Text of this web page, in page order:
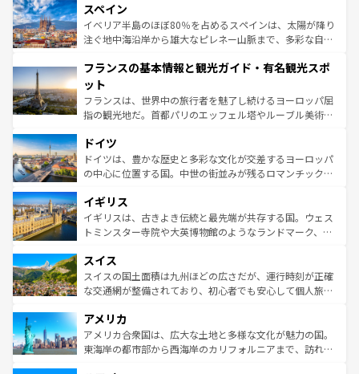
ろん、トスカーナの美しい田園風景やアマルフィ海岸の絶
景など、自然景観も見逃せない。観光の合間には、本場の
ピザやパスタなど、絶品のイタリア料理を堪能することも
ませてくれるイタリアで、忘れられない旅をしてみよう！
なお、新着のイタリア情報は
しい。
スペイン
イベリア半島のほぼ80％を占めるスペインは、太陽が降り
注ぐ地中海沿岸から雄大なピレネー山脈まで、多彩な自然
文化が根付くこの国では、情熱的なフラメンコ、熱気あふ
れる闘牛、そして美味しいタパスが生活の一部となってい
る。首都マドリードの洗練された雰囲気や、バルセロナの
アートに溢れた街角から、地方では古代ローマ遺跡や中世
せる。地方によって風土や気候が異なるスペインはその個
性で訪れる人を魅了する。 なお、新着のスペイン情報は コ
ンテンツ一覧を参照してほしい。
フランスの基本情報と観光ガイド・有名観光スポ
ット
フランスは、世界中の旅行者を魅了し続けるヨーロッパ屈
指の観光地だ。首都パリのエッフェル塔やルーブル美術館
で、幅広い魅力が詰まっている。華麗な宮殿、歴史的な大
聖堂、美しいビーチ、そして豊かな自然が、訪れる者を心
から魅了する。また、フランスは美食の国としても知ら
いる。シャンパンの発祥地であるランス、プロヴァンスの
香り高いラベンダー畑など、多彩な楽しみ方が可能だ。さ
らに、パリ以外の地域にも魅力が溢れており、どの街角に
れる地方に足を運ぶとそれぞれで全く異なる文化を体験で
きるだろう。 なお、新着のフランス情報はコンテンツ一覧
を参照してほしい。
ドイツ
ドイツは、豊かな歴史と多彩な文化が交差するヨーロッパ
の中心に位置する国。中世の街並みが残るロマンチック街
顔を持つこの国は、どこを歩いても飽きることがない。ベ
ルリンの文化的活気、バイエルン州のアルプスの絶景、そ
してライン川沿いのワイン畑といった風景は必見。ビール
は、お酒好きな人にはぜひ体験してほしい。 なお、新着の
ドイツ情報はコンテンツ一覧を参照してほしい。
イギリス
イギリスは、古きよき伝統と最先端が共存する国。ウェス
トミンスター寺院や大英博物館のようなランドマーク、歴
リアごとに異なる魅力がある。また、優雅なアフタヌーン
ティー、ビール好きにはたまらない英国パブ、サッカー観
戦など、本場だからこそできる体験も豊富。イギリスを旅
ンツ一覧を参照してほしい。
スイス
スイスの国土面積は九州ほどの広さだが、運行時刻が正確
な交通網が整備されており、初心者でも安心して個人旅行
の建物がそのまま残る町や、スイスならではのユニークな
博物館もあり、アルプス観光だけでなく町歩きも満喫する
ことができる。国民の所得が高いため物価も高いが、旅行
アメリカ
アメリカ合衆国は、広大な土地と多様な文化が魅力の国。
東海岸の都市部から西海岸のカリフォルニアまで、訪れる